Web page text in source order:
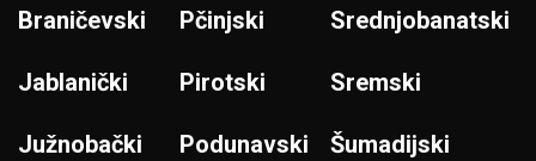
Braničevski
Jablanički
Južnobački
Pčinjski
Pirotski
Podunavski
Srednjobanatski
Sremski
Šumadijski